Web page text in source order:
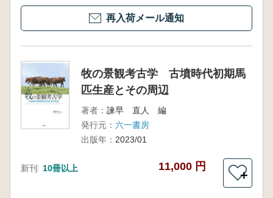
再入荷メール通知
牧の景観考古学 古墳時代初期馬
匹生産とその周辺
著者： 諫早 直人 編
発行元： 六一書房
出版年： 2023/01
新刊 10冊以上 11,000 円
＋